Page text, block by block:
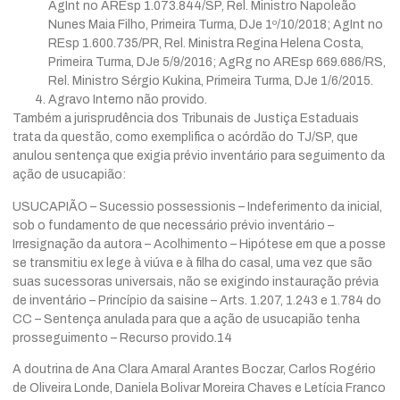
AgInt no AREsp 1.073.844/SP, Rel. Ministro Napoleão
Nunes Maia Filho, Primeira Turma, DJe 1º/10/2018; AgInt no
REsp 1.600.735/PR, Rel. Ministra Regina Helena Costa,
Primeira Turma, DJe 5/9/2016; AgRg no AREsp 669.686/RS,
Rel. Ministro Sérgio Kukina, Primeira Turma, DJe 1/6/2015.
Agravo Interno não provido.
Também a jurisprudência dos Tribunais de Justiça Estaduais
trata da questão, como exemplifica o acórdão do TJ/SP, que
anulou sentença que exigia prévio inventário para seguimento da
ação de usucapião:
USUCAPIÃO – Sucessio possessionis – Indeferimento da inicial,
sob o fundamento de que necessário prévio inventário –
Irresignação da autora – Acolhimento – Hipótese em que a posse
se transmitiu ex lege à viúva e à filha do casal, uma vez que são
suas sucessoras universais, não se exigindo instauração prévia
de inventário – Princípio da saisine – Arts. 1.207, 1.243 e 1.784 do
CC – Sentença anulada para que a ação de usucapião tenha
prosseguimento – Recurso provido.14
A doutrina de Ana Clara Amaral Arantes Boczar, Carlos Rogério
de Oliveira Londe, Daniela Bolivar Moreira Chaves e Letícia Franco